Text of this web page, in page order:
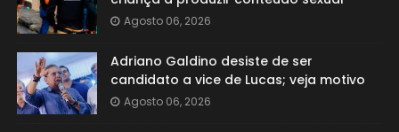
Agosto 06, 2026
Adriano Galdino desiste de ser
candidato a vice de Lucas; veja motivo
Agosto 06, 2026